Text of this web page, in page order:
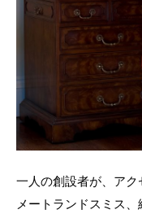
一人の創設者が、ア
メートランドスミス